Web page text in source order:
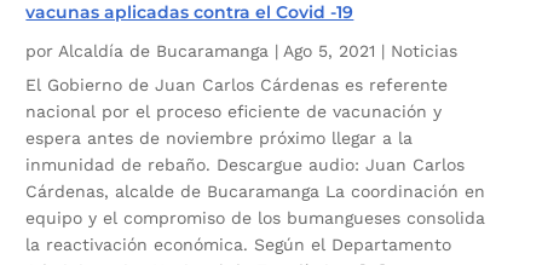
vacunas aplicadas contra el Covid -19
porAlcaldía de Bucaramanga |Ago 5, 2021 | Noticias
El Gobierno de Juan Carlos Cárdenas es referente
nacional por el proceso eficiente de vacunación y
espera antes de noviembre próximo llegar a la
inmunidad de rebaño. Descargue audio: Juan Carlos
Cárdenas, alcalde de Bucaramanga La coordinación en
equipo y el compromiso de los bumangueses consolida
la reactivación económica. Según el Departamento